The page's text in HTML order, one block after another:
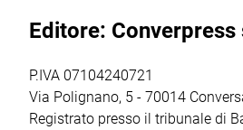
trasformerà gli
cantina […]
Editore: Converpress
P.IVA 07104240721
Via Polignano, 5 - 70014
Registrato presso il tribunale di